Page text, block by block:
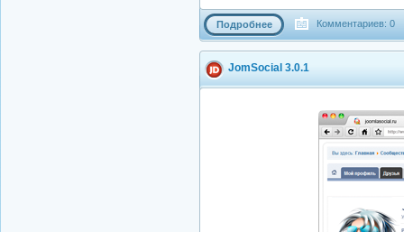
Подробнее Комментариев: 0
JomSocial 3.0.1